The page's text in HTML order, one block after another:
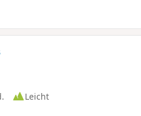
Leicht